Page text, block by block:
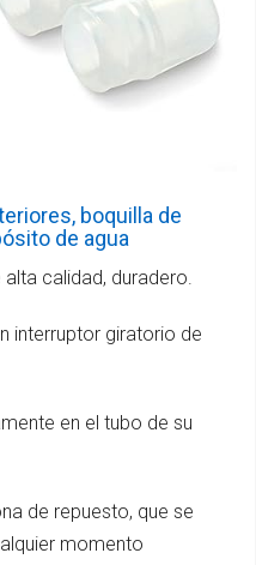
boquilla de
de agua
calidad, duradero.
interruptor giratorio de
en el tubo de su
de repuesto, que se
momento